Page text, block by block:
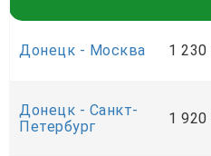
Донецк - Москва 1
Донецк - Санкт-
Петербург
1